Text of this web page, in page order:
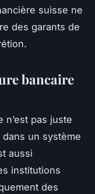
suisse ne
des garants de
bancaire
n’est pas juste
dans un système
aussi
institutions
des